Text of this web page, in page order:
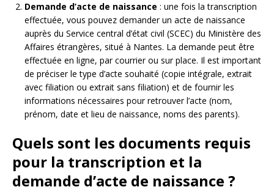
Demande d’acte de naissance : une fois la transcription
effectuée, vous pouvez demander un acte de naissance
auprès du Service central d’état civil (SCEC) du Ministère des
Affaires étrangères, situé à Nantes. La demande peut être
effectuée en ligne, par courrier ou sur place. Il est important
de préciser le type d’acte souhaité (copie intégrale, extrait
avec filiation ou extrait sans filiation) et de fournir les
informations nécessaires pour retrouver l’acte (nom,
prénom, date et lieu de naissance, noms des parents).
Quels sont les documents requis
pour la transcription et la
demande d’acte de naissance ?